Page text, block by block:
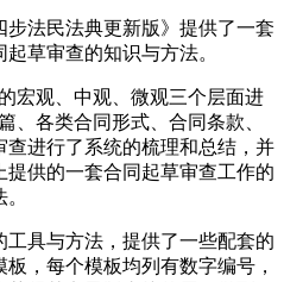
步法民法典更新版》提供了一套
草审查的知识与方法。
宏观、中观、微观三个层面进
、各类合同形式、合同条款、
进行了系统的梳理和总结，并
供的一套合同起草审查工作的
具与方法，提供了一些配套的
，每个模板均列有数字编号，